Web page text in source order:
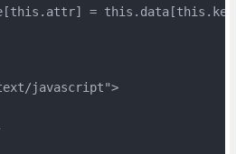
=
javascript">